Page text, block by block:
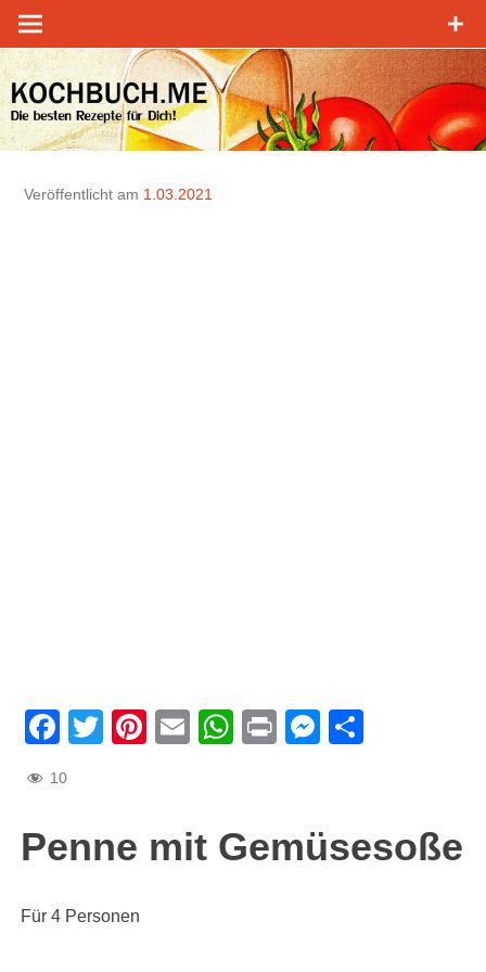
Zum
Inhalt
springen
Veröffentlicht am 1.03.2021
Facebook
TwitterPinterest
EmailWhatsApp
Print
10
Penne mit Gemüsesoße
Für 4 Personen